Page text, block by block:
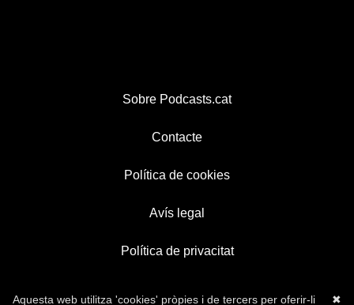
Sobre Podcasts.cat
Contacte
Política de cookies
Avís legal
Política de privacitat
✖
Aquesta web utilitza 'cookies' pròpies i de tercers per oferir-li